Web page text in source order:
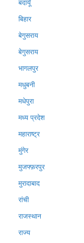
बदायूँ
बिहार
बेगुसराय
बेगुसराय
भागलपुर
मधुबनी
मधेपुरा
मध्य प्रदेश
महाराष्ट्र
मुंगेर
मुजफ्फ़रपुर
मुरादाबाद
रांची
राजस्थान
राज्य